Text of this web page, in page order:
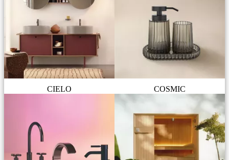
CIELO COSMIC